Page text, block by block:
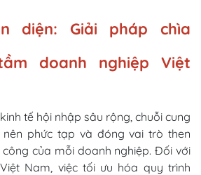
diện: Giải pháp chìa
doanh nghiệp Việt
tế hội nhập sâu rộng, chuỗi cung
phức tạp và đóng vai trò then
của mỗi doanh nghiệp. Đối với
Nam, việc tối ưu hóa quy trình